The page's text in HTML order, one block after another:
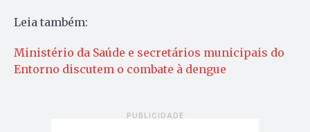
Leia também:
Ministério da Saúde e secretários municipais do
Entorno discutem o combate à dengue